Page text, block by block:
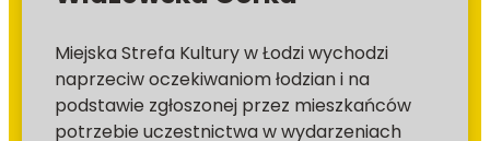
Miejska Strefa Kultury w Łodzi wychodzi
naprzeciw oczekiwaniom łodzian i na
podstawie zgłoszonej przez mieszkańców
potrzebie uczestnictwa w wydarzeniach